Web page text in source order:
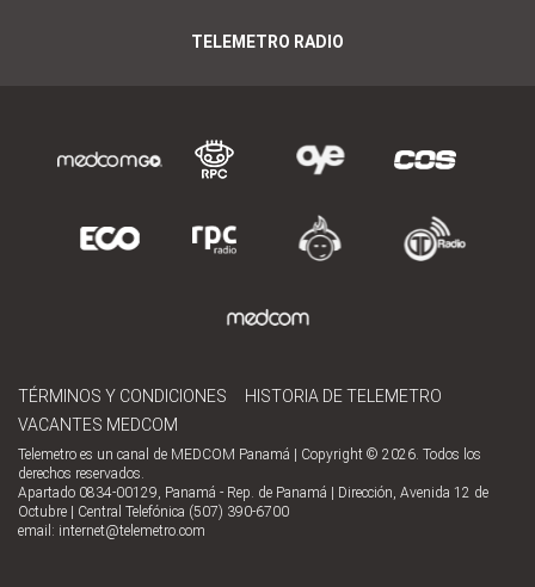
TELEMETRO RADIO
TÉRMINOS Y CONDICIONES
HISTORIA DE TELEMETRO
VACANTES MEDCOM
Telemetro es un canal de MEDCOM Panamá | Copyright © 2026. Todos los
derechos reservados.
Apartado 0834-00129, Panamá - Rep. de Panamá | Dirección, Avenida 12 de
Octubre | Central Telefónica (507) 390-6700
email: internet@telemetro.com